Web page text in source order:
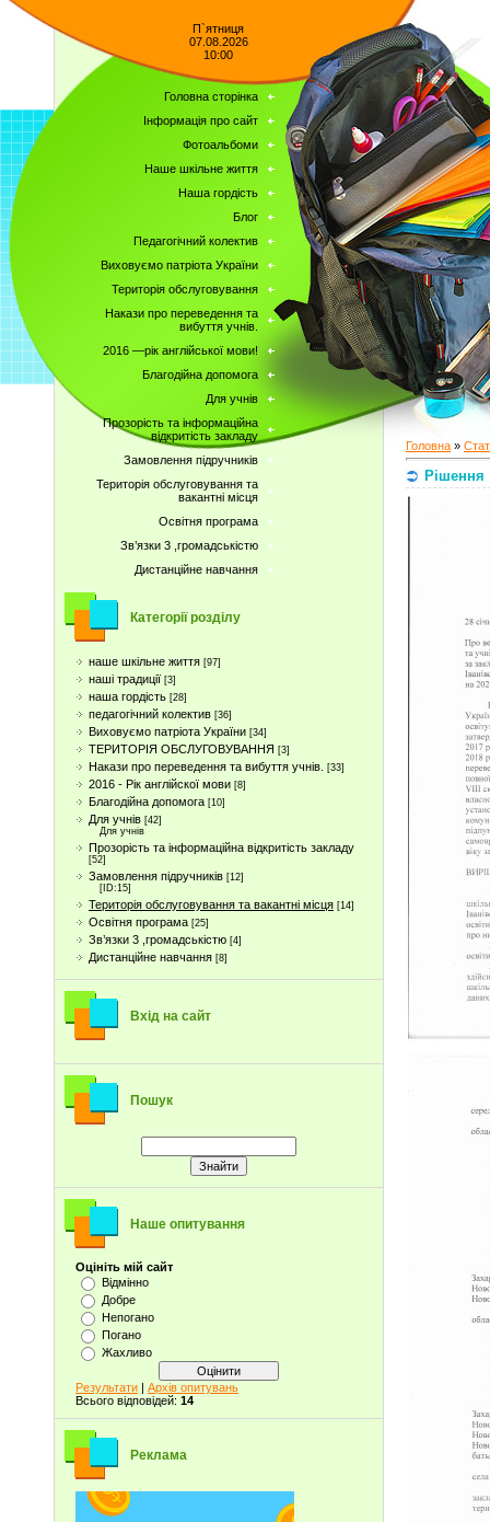
П`ятниця
07.08.2026
10:00
Головна сторінка
Інформація про сайт
Фотоальбоми
Наше шкільне життя
Наша гордість
Блог
Педагогічний колектив
Виховуємо патріота України
Територія обслуговування
Накази про переведення та
вибуття учнів.
2016 —рік англійської мови!
Благодійна допомога
Для учнів
Прозорість та інформаційна
відкритість закладу
Замовлення підручників
Територія обслуговування та
вакантні місця
Освітня програма
Зв’язки 3 ,громадськістю
Дистанційне навчання
Категорії розділу
наше шкільне життя [97]
наші традиції [3]
наша гордість [28]
педагогічний колектив [36]
Виховуємо патріота України [34]
ТЕРИТОРІЯ ОБСЛУГОВУВАННЯ [3]
Накази про переведення та вибуття учнів. [33]
2016 - Рік англійскої мови [8]
Благодійна допомога [10]
Для учнів [42]
Для учнів
Прозорість та інформаційна відкритість закладу
[52]
Замовлення підручників [12]
[ID:15]
Територія обслуговування та вакантні місця [14]
Освітня програма [25]
Зв’язки 3 ,громадськістю [4]
Дистанційне навчання [8]
Вхід на сайт
Пошук
Наше опитування
Оцініть мій сайт
Відмінно
Добре
Непогано
Погано
Жахливо
Результати | Архів опитувань
Всього відповідей: 14
Реклама
Головна »
Рішення